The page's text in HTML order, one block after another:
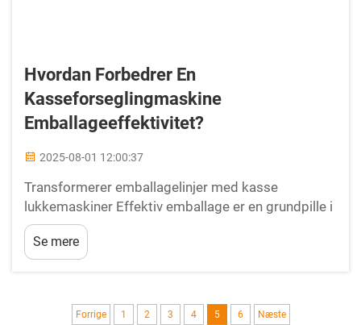
Hvordan Forbedrer En
Kasseforseglingmaskine
Emballageeffektivitet?
2025-08-01 12:00:37
Transformerer emballagelinjer med kasse
lukkemaskiner Effektiv emballage er en grundpille i
succesfuld produktfordeling. Blandt de forskellige
tilgængelige værktøjer skiller kasse lukkemaskinen
sig som en afgørende komponent i moderne
Se mere
Forrige 1 2 3 4 5 6 Næste